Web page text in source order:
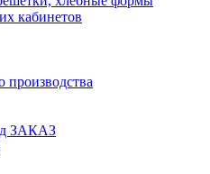
кабинетов
производства
ЗАКАЗ